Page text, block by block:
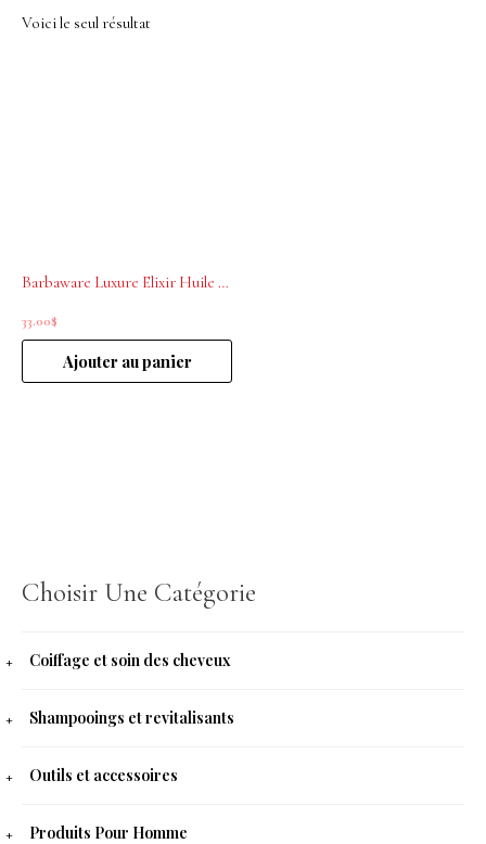
Choisir Une Catégorie
Coiffage et soin des cheveux
Shampooings et revitalisants
Outils et accessoires
Produits Pour Homme
Voici le seul résultat
Barbaware Luxure Elixir Huile nourrissante 30mL
33.00$
Ajouter au panier